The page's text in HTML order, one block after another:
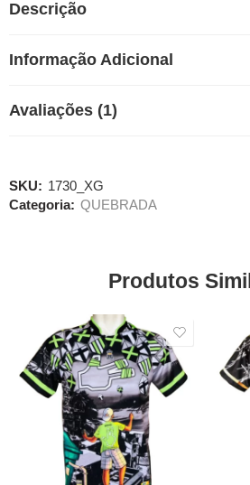
Descrição
Informação Adicional
Avaliações (1)
SKU: 1730_XG
Categoria: QUEBRADA
Produtos